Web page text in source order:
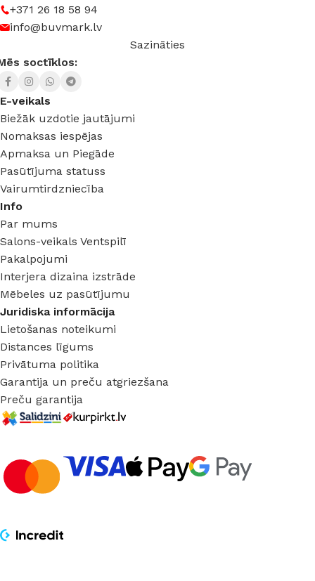
+371 26 18 58 94
info@buvmark.lv
Sazināties
soctīklos:
E-veikals
Biežāk uzdotie jautājumi
Nomaksas iespējas
Apmaksa un Piegāde
Pasūtījuma statuss
Vairumtirdzniecība
Info
Par mums
Salons-veikals Ventspilī
Pakalpojumi
Interjera dizaina izstrāde
Mēbeles uz pasūtījumu
Juridiska informācija
Lietošanas noteikumi
Distances līgums
Privātuma politika
Garantija un preču atgriezšana
Preču garantija